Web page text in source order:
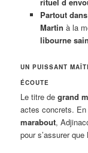
Partout
Martin à la
libourne
UN PUISSANT
ÉCOUTE
Le titre degrand
actes concrets.
marabout,
pour s’assurer